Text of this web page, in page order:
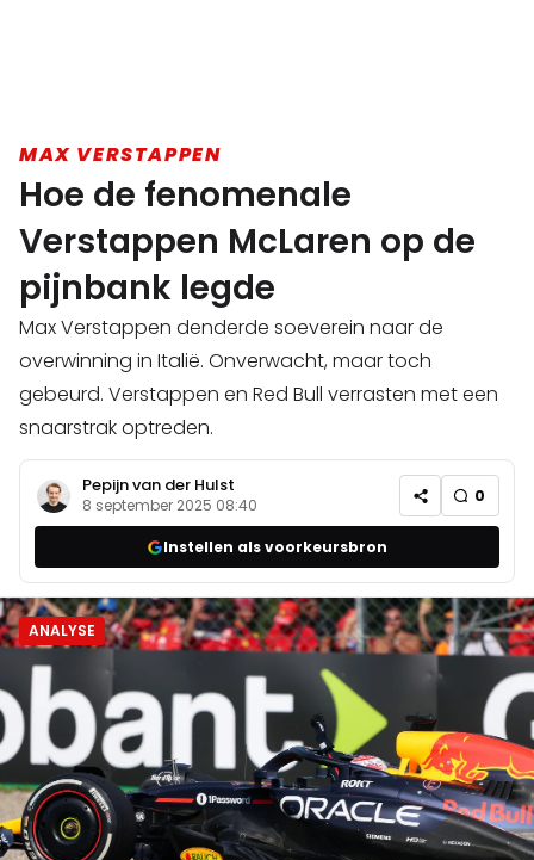
MAX VERSTAPPEN
Hoe de fenomenale
Verstappen McLaren op de
pijnbank legde
Max Verstappen denderde soeverein naar de
overwinning in Italië. Onverwacht, maar toch
gebeurd. Verstappen en Red Bull verrasten met een
snaarstrak optreden.
Pepijn van der Hulst
8 september 2025 08:40 0
Instellen als voorkeursbron
ANALYSE